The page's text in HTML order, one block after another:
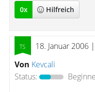
0x Hilfreich
18. Januar 2006
Von Kevcali
Status: